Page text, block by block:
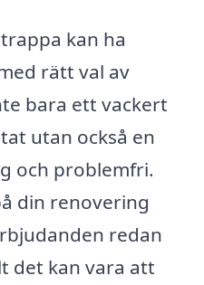
kan ha
rätt val av
bara ett vackert
utan också en
och problemfri.
din renovering
redan
det kan vara att